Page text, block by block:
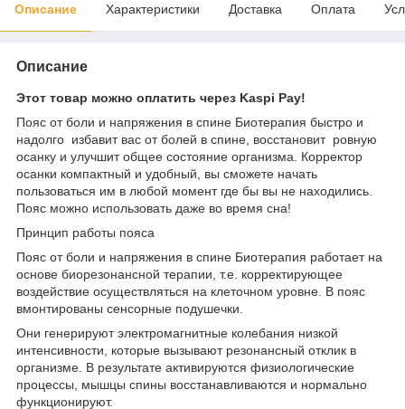
Описание Характеристики Доставка Оплата
Описание
Этот товар можно оплатить через Kaspi Pay!
Пояс от боли и напряжения в спине Биотерапия быстро и
надолго избавит вас от болей в спине, восстановит ровную
осанку и улучшит общее состояние организма. Корректор
осанки компактный и удобный, вы сможете начать
пользоваться им в любой момент где бы вы не находились.
Пояс можно использовать даже во время сна!
Принцип работы пояса
Пояс от боли и напряжения в спине Биотерапия работает на
основе биорезонансной терапии, т.е. корректирующее
воздействие осуществляться на клеточном уровне. В пояс
вмонтированы сенсорные подушечки.
Они генерируют электромагнитные колебания низкой
интенсивности, которые вызывают резонансный отклик в
организме. В результате активируются физиологические
процессы, мышцы спины восстанавливаются и нормально
функционируют.